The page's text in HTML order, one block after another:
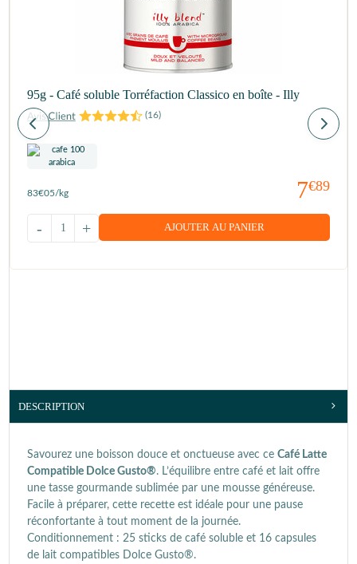
95g - Café soluble Torréfaction Classico en boîte - Illy
(16)
7€89
83€05/kg
+
- AJOUTER AU PANIER
DESCRIPTION
Savourez une boisson douce et onctueuse avec ce Café Latte
Compatible Dolce Gusto®. L’équilibre entre café et lait offre
une tasse gourmande sublimée par une mousse généreuse.
Facile à préparer, cette recette est idéale pour une pause
réconfortante à tout moment de la journée.
Conditionnement : 25 sticks de café soluble et 16 capsules
de lait compatibles Dolce Gusto®.